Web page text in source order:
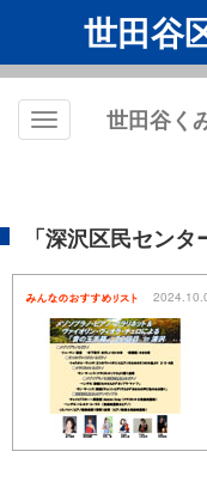
世田谷
Toggle
世田谷く
「深沢区民セン